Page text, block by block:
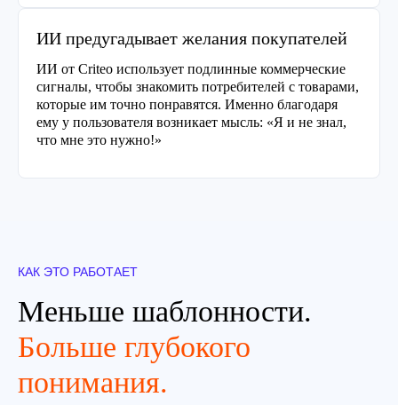
ИИ предугадывает желания покупателей
ИИ от Criteo использует подлинные коммерческие
сигналы, чтобы знакомить потребителей с товарами,
которые им точно понравятся. Именно благодаря
ему у пользователя возникает мысль: «Я и не знал,
что мне это нужно!»
КАК ЭТО РАБОТАЕТ
Меньше шаблонности.
Больше глубокого
понимания.